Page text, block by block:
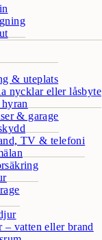
& uteplats
nycklar eller låsbyte
& garage
TV & telefoni
– vatten eller brand